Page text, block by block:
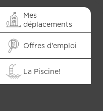
Mes
déplacements
Offres d'emploi
La Piscine!